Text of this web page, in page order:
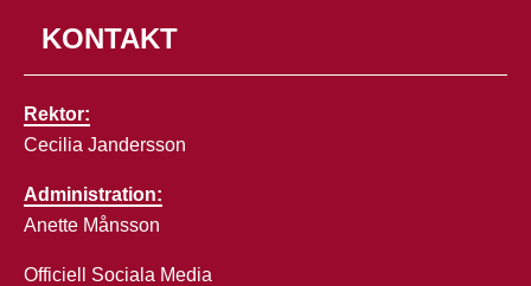
KONTAKT
Rektor:
Cecilia Jandersson
Administration:
Anette Månsson
Officiell Sociala Media